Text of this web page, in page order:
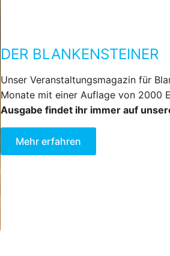
DER BLANKENSTEINER
Unser Veranstaltungsmagazin für
Monate mit einer Auflage von 2000
Ausgabe findet ihr immer auf
Mehr erfahren